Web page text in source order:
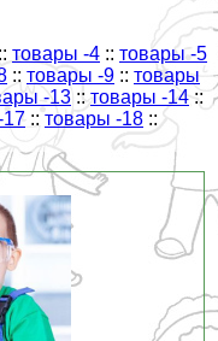
:: товары -4 :: товары -5
:: товары -9 :: товары
-13 :: товары -14 ::
17 :: товары -18 ::